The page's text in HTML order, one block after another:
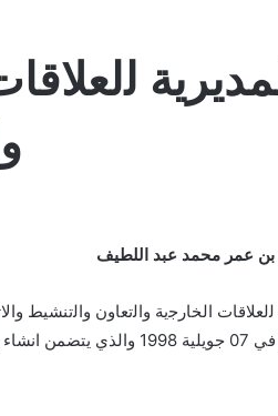
بن عمر محمد عبد اللطيف